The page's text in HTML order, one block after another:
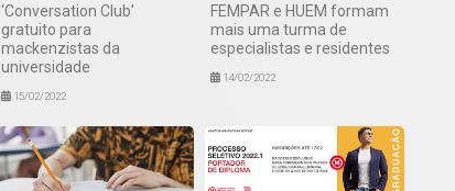
‘Conversation Club’
gratuito para
mackenzistas da
universidade
15/02/2022
FEMPAR e HUEM formam
mais uma turma de
especialistas e residentes
14/02/2022